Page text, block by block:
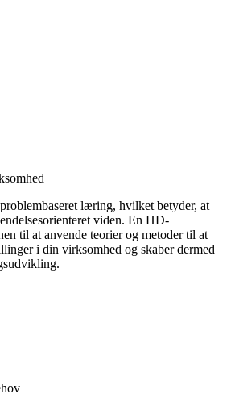
læring, hvilket betyder, at
viden. En HD-
til at anvende teorier og metoder til at
i din virksomhed og skaber dermed